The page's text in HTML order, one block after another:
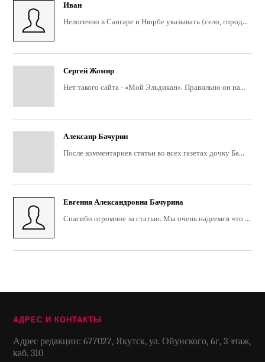
Иван
Нелогично в Сангаре и Нюрбе указывать (село, город...
Сергей Жомир
Нет такого сайта - «Мой Эльдикан». Правильно он на...
Алексанр Бачурин
После комментариев статьи во всех газетах дочку Ба...
Евгения Александровна Бачурина
Спасибо огромное за статью. Мы очень надеемся что ...
АДРЕС И КОНТАКТЫ
Адрес редакции: 677027, Якутск, ул. Ойунского, 6г, 3 этаж,
каб. 310